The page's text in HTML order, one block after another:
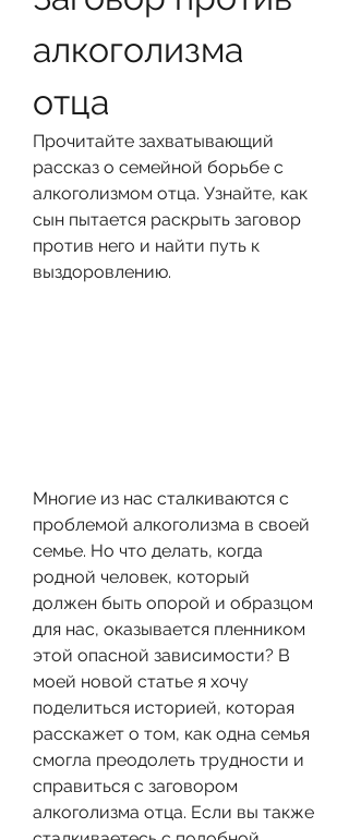
алкоголизма
отца
Прочитайте захватывающий
рассказ о семейной борьбе с
алкоголизмом отца. Узнайте, как
сын пытается раскрыть заговор
против него и найти путь к
выздоровлению.
Многие из нас сталкиваются с
проблемой алкоголизма в своей
семье. Но что делать, когда
родной человек, который
должен быть опорой и образцом
для нас, оказывается пленником
этой опасной зависимости? В
моей новой статье я хочу
поделиться историей, которая
расскажет о том, как одна семья
смогла преодолеть трудности и
справиться с заговором
алкоголизма отца. Если вы также